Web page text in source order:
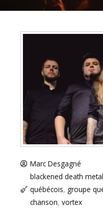
Marc Desgagné
blackened death
québécois, groupe
chanson, vortex